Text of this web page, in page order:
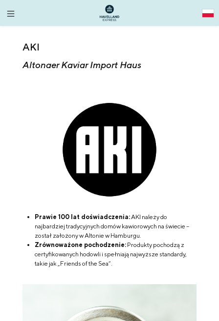
AKI
Altonaer Kaviar Import Haus
Prawie 100 lat doświadczenia:AKI należy do
najbardziej tradycyjnych domów kawiorowych na świecie –
został założony w Altonie w Hamburgu.
Zrównoważone pochodzenie: Produkty pochodzą z
certyfikowanych hodowli i spełniają najwyższe standardy,
takie jak „Friends of the Sea”.